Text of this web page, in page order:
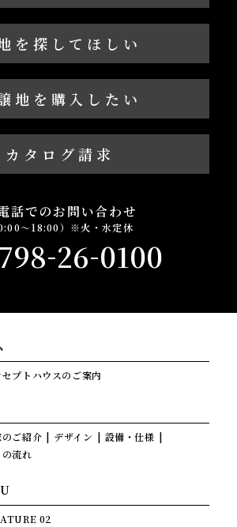
を探してほしい
地を購入したい
カタログ請求
話でのお問い合わせ
～18:00）※火・水定休
-26-0100
セプトハウスのご案内
ご紹介 デザイン
設備・仕様
流れ
02